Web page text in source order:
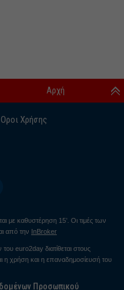
Οροι Χρήσης
Αρχή
με καθυστέρηση 15’. Οι τιμές των
από την InBroker
euro2day διατίθεται στους
η χρήση και η επαναδημοσίευσή του
Προσωπικού